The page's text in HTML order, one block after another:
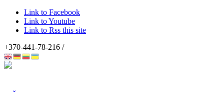
Link to Facebook
Link to Youtube
Link to Rss this site
+370-441-78-216 /